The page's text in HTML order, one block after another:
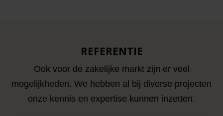
REFERENTIE
Ook voor de zakelijke markt zijn er veel
mogelijkheden. We hebben al bij diverse projecten
onze kennis en expertise kunnen inzetten.